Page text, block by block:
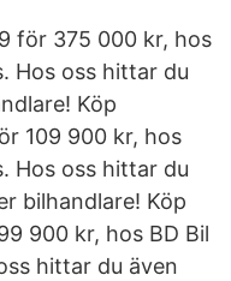
för 375 000 kr, hos
Hos oss hittar du
Köp
109 900 kr, hos
Hos oss hittar du
bilhandlare! Köp
900 kr, hos BD Bil
hittar du även